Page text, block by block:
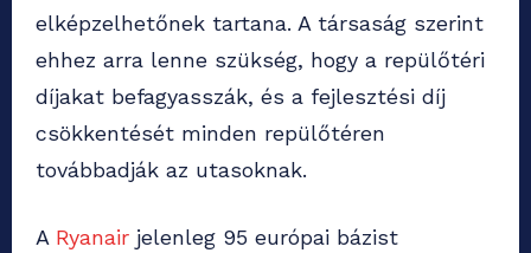
elképzelhetőnek tartana. A társaság szerint
ehhez arra lenne szükség, hogy a repülőtéri
díjakat befagyasszák, és a fejlesztési díj
csökkentését minden repülőtéren
továbbadják az utasoknak.
A Ryanair jelenleg 95 európai bázist